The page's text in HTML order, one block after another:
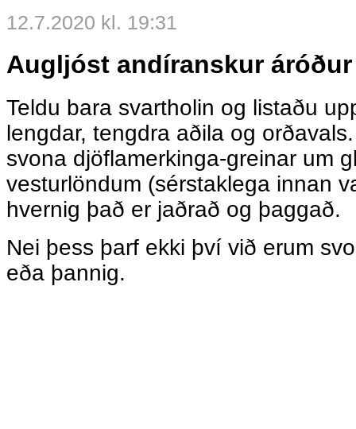
12.7.2020 kl. 19:31
Augljóst andíranskur áróður
Teldu bara svartholin og listaðu
lengdar, tengdra aðila og
svona djöflamerkinga-greinar um
vesturlöndum (sérstaklega innan
hvernig það er jaðrað og þaggað.
Nei þess þarf ekki því við erum
eða þannig.